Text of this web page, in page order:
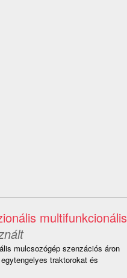
multifunkcionális
mulcsozógép szenzációs áron
traktorokat és